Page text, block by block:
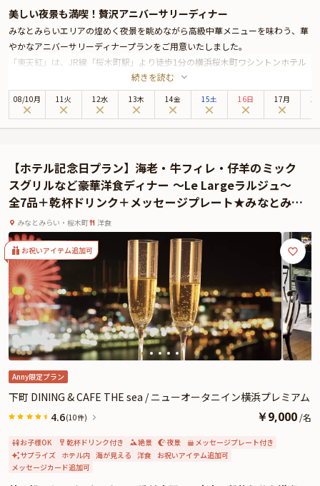
美しい夜景も満喫！贅沢アニバーサリーディナー
みなとみらいエリアの煌めく夜景を眺めながら高級中華メニューを味わう、華
やかなアニバーサリーディナープランをご用意いたしました。
「東天紅」は、JR線「桜木町駅」より徒歩1分の横浜桜木町ワシントンホテル
最上階にお店を構える、歴史ある中華料理店です。
本プランでは、24階からの眺望をお楽しみいただける窓際のお席をご用意。コ
ース料理には、北京ダックやふかひれスープなど、料理長おすすめのメニュー
最後のデザートには「HAPPYANNIVERSARY」のカードが付き。
続きを読む
08/10月 11火 12水 13木 14金 15土 16日 17月
【ホテル記念日プラン】海老・牛フィレ・仔羊のミック
スグリルなど豪華洋食ディナー ～Le Largeラルジュ～
全7品＋乾杯ドリンク＋メッセージプレート★みなとみら
いの夜景を堪能★
みなとみらい・桜木町 洋食
お祝いアイテム追加可
Anny限定プラン
下町 DINING & CAFE THE sea / ニューオータニイン横浜プレミアム
4.6(10件) ￥9,000 /名
お子様OK 乾杯ドリンク付き 絶景 夜景
メッセージプレート付き
サプライズ ホテル内 海が見える 洋食 お祝いアイテム追加可
メッセージカード追加可